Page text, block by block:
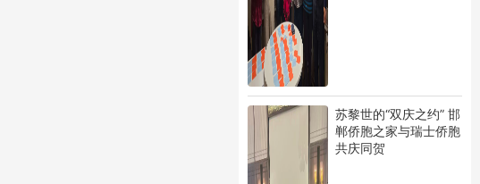
苏黎世的“双庆之约” 邯
郸侨胞之家与瑞士侨胞
共庆同贺